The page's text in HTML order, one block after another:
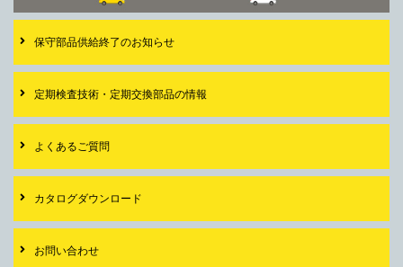
保守部品供給終了のお知らせ
定期検査技術・ 定期交換部品の情報
よくあるご質問
カタログダウンロード
お問い合わせ